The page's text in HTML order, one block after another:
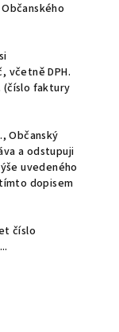
, včetně DPH.
(číslo faktury
Občanský
a odstupuji
uvedeného
dopisem
číslo